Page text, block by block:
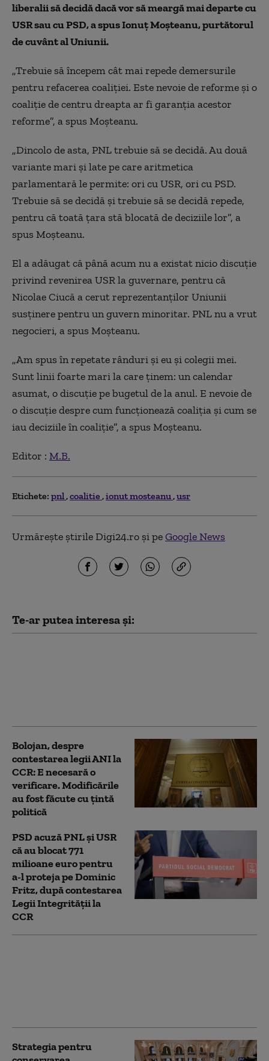
liberalii să decidă dacă vor să meargă mai departe cu
USR sau cu PSD, a spus Ionuț Moșteanu, purtătorul
de cuvânt al Uniunii.
„Trebuie să începem cât mai repede demersurile
pentru refacerea coaliţiei. Este nevoie de reforme și o
coaliție de centru dreapta ar fi garanția acestor
reforme”, a spus Moșteanu.
„Dincolo de asta, PNL trebuie să se decidă. Au două
variante mari și late pe care aritmetica
parlamentară le permite: ori cu USR, ori cu PSD.
Trebuie să se decidă și trebuie să se decidă repede,
pentru că toată ţara stă blocată de deciziile lor”, a
spus Moşteanu.
El a adăugat că până acum nu a existat nicio discuţie
privind revenirea USR la guvernare, pentru că
Nicolae Ciucă a cerut reprezentanților Uniunii
susținere pentru un guvern minoritar. PNL nu a vrut
negocieri, a spus Moșteanu.
„Am spus în repetate rânduri şi eu şi colegii mei.
Sunt linii foarte mari la care ținem: un calendar
asumat, o discuție pe bugetul de la anul. E nevoie de
o discuție despre cum funcționează coaliția și cum se
iau deciziile în coaliție”, a spus Moşteanu.
Editor : M.B.
Etichete: pnl coalitie ionut mosteanu usr
Urmărește știrile Digi24.ro și peGoogle News
Te-ar putea interesa și:
Bolojan, despre
contestarea legii ANI la
CCR: E necesară o
verificare. Modificările
au fost făcute cu țintă
politică
PSD acuză PNL şi USR
că au blocat 771
milioane euro pentru
a-l proteja pe Dominic
Fritz, după contestarea
Legii Integrității la
CCR
Strategia pentru